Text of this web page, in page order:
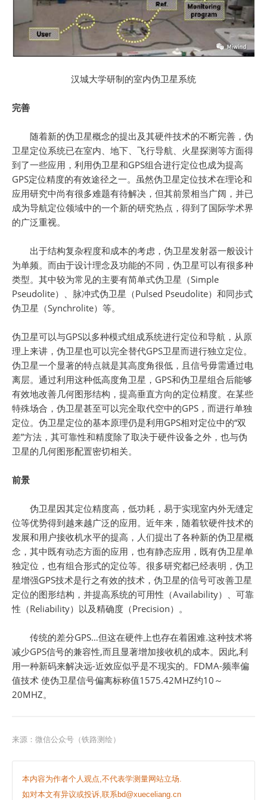
汉城大学研制的室内伪卫星系统
完善
随着新的伪卫星概念的提出及其硬件技术的不断完善，伪
卫星定位系统已在室内、地下、飞行导航、火星探测等方面得
到了一些应用，利用伪卫星和GPS组合进行定位也成为提高
GPS定位精度的有效途径之一。虽然伪卫星定位技术在理论和
应用研究中尚有很多难题有待解决，但其前景相当广阔，并已
成为导航定位领域中的一个新的研究热点，得到了国际学术界
的广泛重视。
出于结构复杂程度和成本的考虑，伪卫星发射器一般设计
为单频。而由于设计理念及功能的不同，伪卫星可以有很多种
类型。其中较为常见的主要有简单式伪卫星（Simple
Pseudolite）、脉冲式伪卫星（Pulsed Pseudolite）和同步式
伪卫星（Synchrolite）等。
伪卫星可以与GPS以多种模式组成系统进行定位和导航，从原
理上来讲，伪卫星也可以完全替代GPS卫星而进行独立定位。
伪卫星一个显著的特点就是其高度角很低，且信号毋需通过电
离层。通过利用这种低高度角卫星，GPS和伪卫星组合后能够
有效地改善几何图形结构，提高垂直方向的定位精度。在某些
特殊场合，伪卫星甚至可以完全取代空中的GPS，而进行单独
定位。伪卫星定位的基本原理仍是利用GPS相对定位中的“双
差”方法，其可靠性和精度除了取决于硬件设备之外，也与伪
卫星的几何图形配置密切相关。
前景
伪卫星因其定位精度高，低功耗，易于实现室内外无缝定
位等优势得到越来越广泛的应用。近年来，随着软硬件技术的
发展和用户接收机水平的提高，人们提出了各种新的伪卫星概
念，其中既有动态方面的应用，也有静态应用，既有伪卫星单
独定位，也有组合形式的定位等。很多研究都已经表明，伪卫
星增强GPS技术是行之有效的技术，伪卫星的信号可改善卫星
定位的图形结构，并提高系统的可用性（Availability）、可靠
性（Reliability）以及精确度（Precision）。
传统的差分GPS…但这在硬件上也存在着困难.这种技术将
减少GPS信号的兼容性,而且显著增加接收机的成本。因此,利
用一种新码来解决远-近效应似乎是不现实的。FDMA-频率偏
值技术 使伪卫星信号偏离标称值1575.42MHZ约10～
20MHZ。
来源： 微信公众号（铁路测绘）
本内容为作者个人观点,不代表学测量网站立场.
如对本文有异议或投诉,联系bd@xueceliang.cn